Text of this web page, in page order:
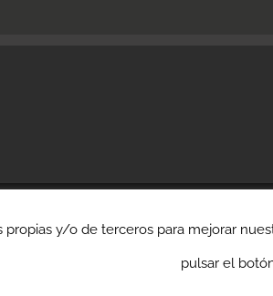
propias y/o de terceros para mejorar
pulsar el